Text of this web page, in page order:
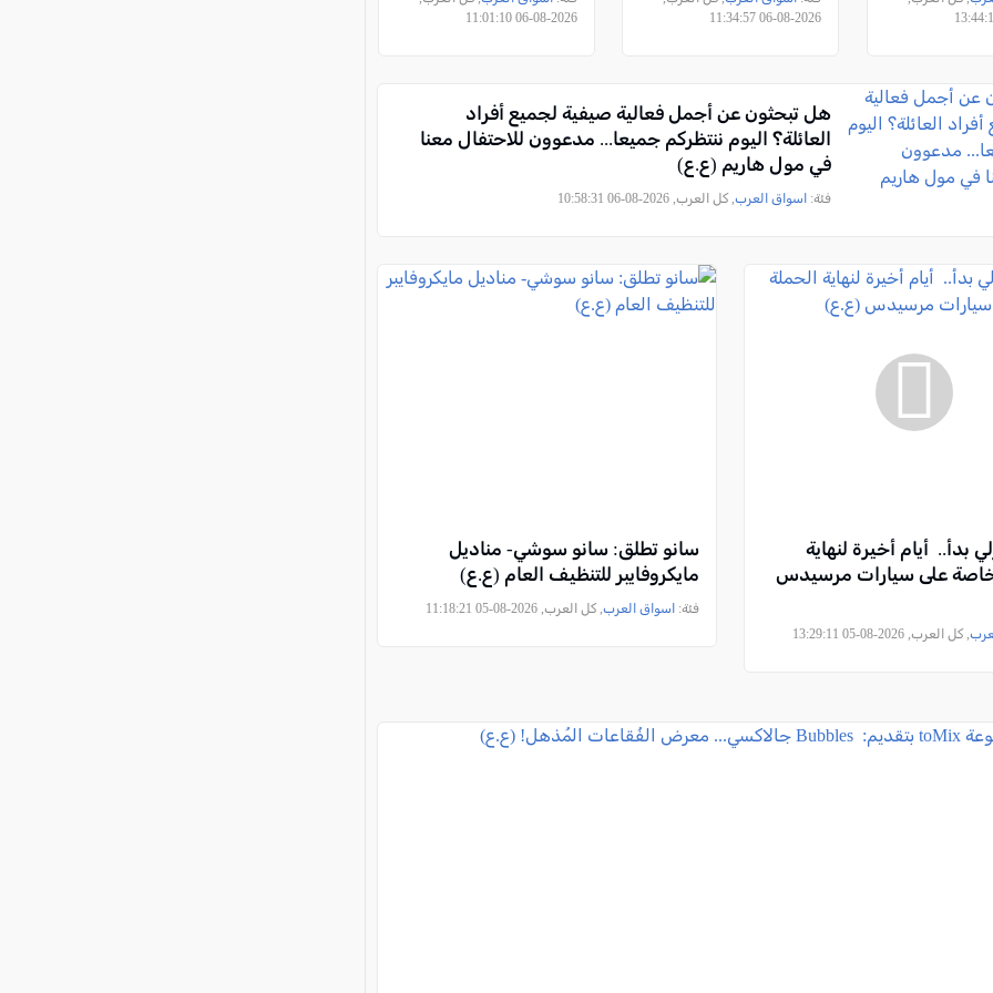
الشواقل
2026-08-06 11:34:57
2026-08-06 11:01:10
هل تبحثون عن أجمل فعالية صيفية لجميع أفراد
العائلة؟ اليوم ننتظركم جميعا... مدعوون للاحتفال معنا
في مول هاريم (ع.ع)
فئة: اسواق العرب, كل العرب, 2026-08-06 10:58:31
بدأ.. أيام أخيرة لنهاية
على سيارات مرسيدس
, كل العرب, 2026-08-05 13:29:11
سانو تطلق: سانو سوشي- مناديل
مايكروفايبر للتنظيف العام (ع.ع)
فئة: اسواق العرب, كل العرب, 2026-08-05 11:18:21